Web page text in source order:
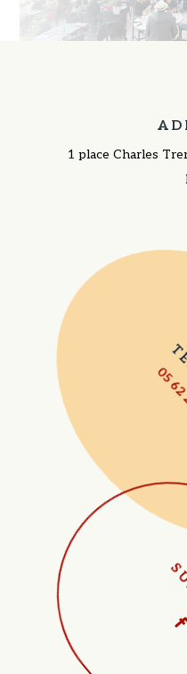
1 place Charles
05